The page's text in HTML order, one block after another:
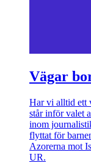
Vägar
Har vi alltid ett
står inför valet
inom
flyttat för
Azorerna mot
UR.